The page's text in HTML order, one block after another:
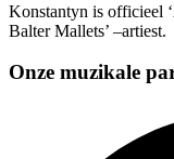
Konstantyn is officieel
Balter Mallets’ –artiest.
Onze muzikale